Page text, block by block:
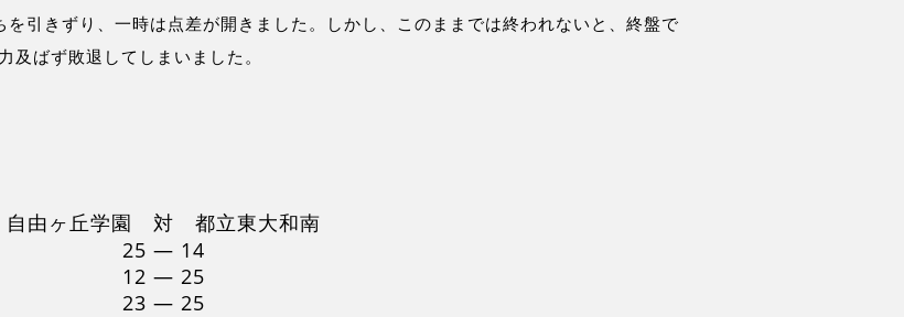
引きずり、一時は点差が開きました。しかし、このままでは終われないと、終盤で
ばず敗退してしまいました。
自由ヶ丘学園 対 都立東大和南
25 ― 14
12 ― 25
23 ― 25